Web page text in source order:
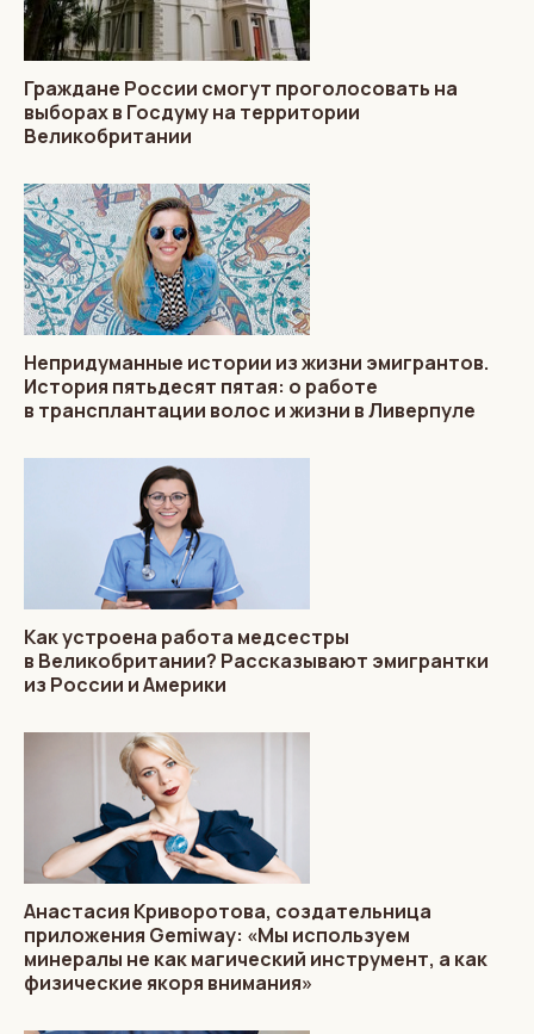
Граждане России смогут проголосовать на
выборах в Госдуму на территории
Великобритании
Непридуманные истории из жизни эмигрантов.
История пятьдесят пятая: о работе
в трансплантации волос и жизни в Ливерпуле
Как устроена работа медсестры
в Великобритании? Рассказывают эмигрантки
из России и Америки
Анастасия Криворотова, создательница
приложения Gemiway: «Мы используем
минералы не как магический инструмент, а как
физические якоря внимания»